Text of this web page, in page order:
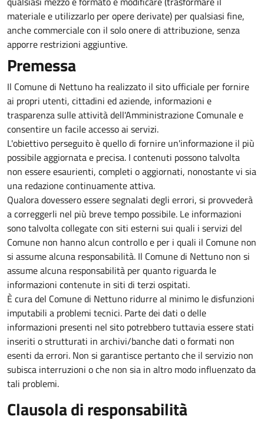
materiale e utilizzarlo per opere derivate) per qualsiasi fine,
anche commerciale con il solo onere di attribuzione, senza
apporre restrizioni aggiuntive.
Premessa
Il Comune di Nettuno ha realizzato il sito ufficiale per fornire
ai propri utenti, cittadini ed aziende, informazioni e
trasparenza sulle attività dell'Amministrazione Comunale e
consentire un facile accesso ai servizi.
L'obiettivo perseguito è quello di fornire un'informazione il più
possibile aggiornata e precisa. I contenuti possono talvolta
non essere esaurienti, completi o aggiornati, nonostante vi sia
una redazione continuamente attiva.
Qualora dovessero essere segnalati degli errori, si provvederà
a correggerli nel più breve tempo possibile. Le informazioni
sono talvolta collegate con siti esterni sui quali i servizi del
Comune non hanno alcun controllo e per i quali il Comune non
si assume alcuna responsabilità. Il Comune di Nettuno non si
assume alcuna responsabilità per quanto riguarda le
informazioni contenute in siti di terzi ospitati.
È cura del Comune di Nettuno ridurre al minimo le disfunzioni
imputabili a problemi tecnici. Parte dei dati o delle
informazioni presenti nel sito potrebbero tuttavia essere stati
inseriti o strutturati in archivi/banche dati o formati non
esenti da errori. Non si garantisce pertanto che il servizio non
subisca interruzioni o che non sia in altro modo influenzato da
tali problemi.
Clausola di responsabilità